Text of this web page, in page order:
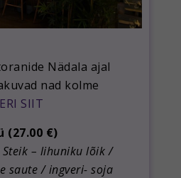
Nädala ajal
nad kolme
SIIT
(27.00 €)
– lihuniku lõik /
saute / ingveri- soja